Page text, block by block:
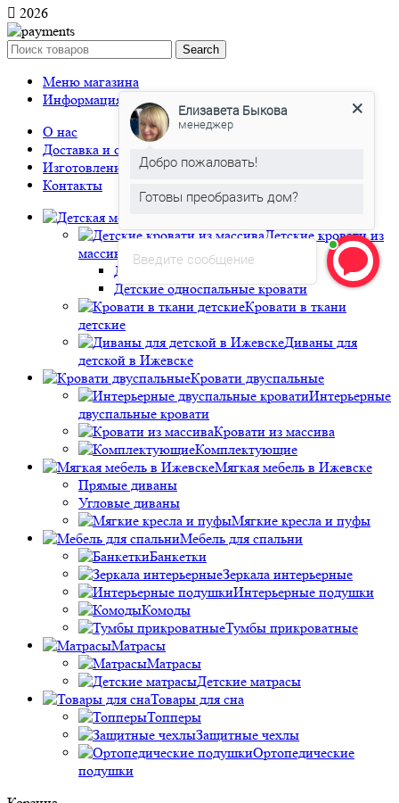
2026
Search
Меню магазина
Информация
О нас
Доставка и оплата
Изготовление мебели по индивидуальным размерам
Контакты
Детские кровати из
массива
Двухъярусные детские кровати
Детские односпальные кровати
Кровати в ткани
детские
Диваны для
детской в Ижевске
Кровати двуспальные
Интерьерные
двуспальные кровати
Кровати из массива
Комплектующие
Мягкая мебель в Ижевске
Прямые диваны
Угловые диваны
Мягкие кресла и пуфы
Мебель для спальни
Банкетки
Зеркала интерьерные
Интерьерные подушки
Комоды
Тумбы прикроватные
Матрасы
Матрасы
Детские матрасы
Товары для сна
Топперы
Защитные чехлы
Ортопедические
подушки
Введите сообщение
Елизавета Быкова
менеджер
Добро пожаловать!